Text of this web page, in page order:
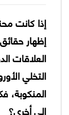
إذا كانت
إظهار
العلاقات
التخلي
المنكوبة،
إلى أخرى؟